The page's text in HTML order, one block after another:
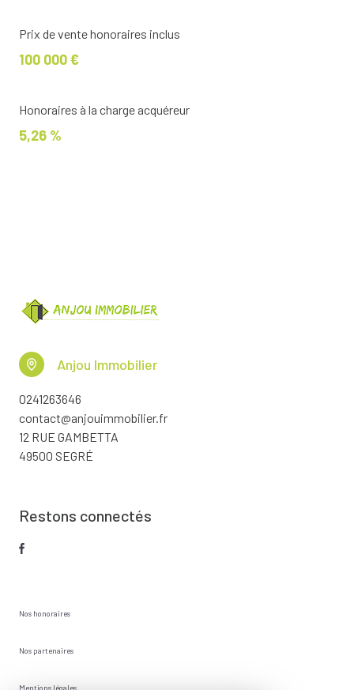
Prix de vente honoraires inclus
100 000 €
Honoraires à la charge acquéreur
5,26 %
Anjou Immobilier
0241263646
contact@anjouimmobilier.fr
12 RUE GAMBETTA
49500 SEGRÉ
Restons connectés
Nos honoraires
Nos partenaires
Mentions légales